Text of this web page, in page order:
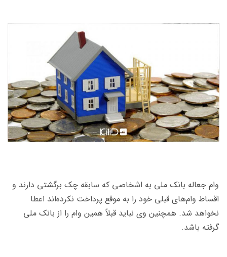
وام جعاله بانک ملی به اشخاصی که سابقه چک برگشتی دارند و
اقساط وام‌های قبلی خود را به موقع پرداخت نکرده‌اند اعطا
نخواهد شد. همچنین وی نباید قبلاً همین وام را از بانک ملی
گرفته باشد.